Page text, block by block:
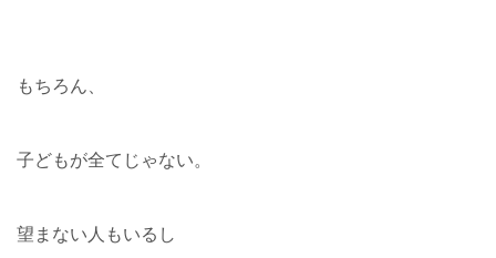
もちろん、
子どもが全てじゃない。
望まない人もいるし